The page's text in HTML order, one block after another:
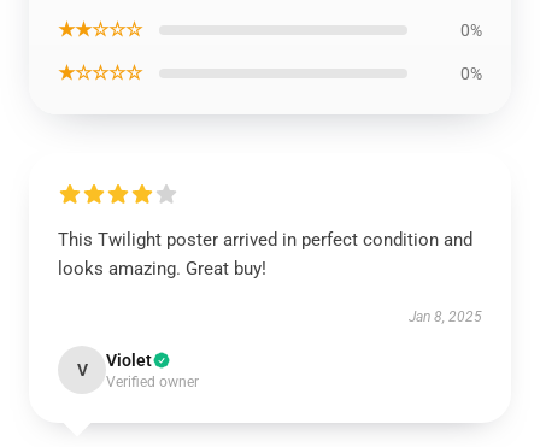
★★☆☆☆ 0%
★☆☆☆☆ 0%
This Twilight poster arrived in perfect condition and
looks amazing. Great buy!
Jan 8, 2025
V Violet
Verified owner